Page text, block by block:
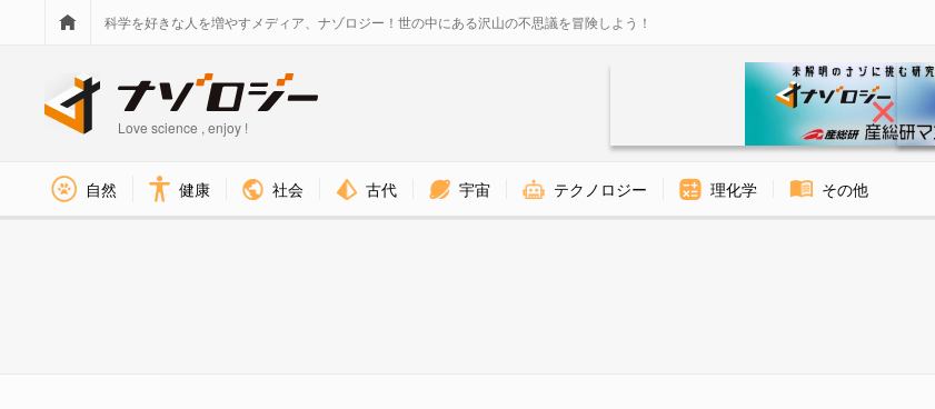
科学を好きな人を増やすメディア、ナゾロジー！世の中にある沢山の不思議を冒険しよう！
Love science , enjoy !
自然 健康 社会 古代 宇宙 テクノロジー 理化学 その他